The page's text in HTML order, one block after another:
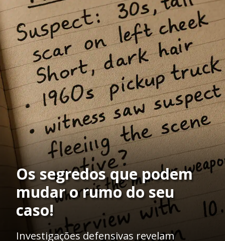
Os segredos que podem
mudar o rumo do seu
caso!
Investigações defensivas revelam